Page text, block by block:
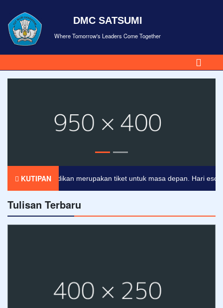
DMC SATSUMI
Where Tomorrow's Leaders Come Together
KUTIPAN
Pendidikan merupakan tiket untuk masa depan. Hari esok
Tulisan Terbaru